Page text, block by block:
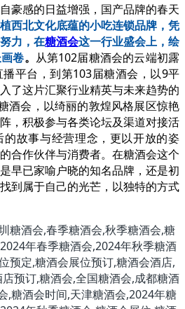
豪感的日益增强，国产品牌的春天
西北文化底蕴的小吃连锁品牌，凭
力，在糖酒会这一行业盛会上，绘
卷。 从第102届糖酒会的云端初露
播平台，到第103届糖酒会，以9平
了这片汇聚行业精英与未来趋势的
酒会，以绮丽的敦煌风格展区惊艳
，积极参与各类论坛及渠道对接活
故事与经营理念，更以开放的姿
合作伙伴与消费者。在糖酒会这个
早已家喻户晓的知名品牌，还是初
到属于自己的光芒，以独特的方式